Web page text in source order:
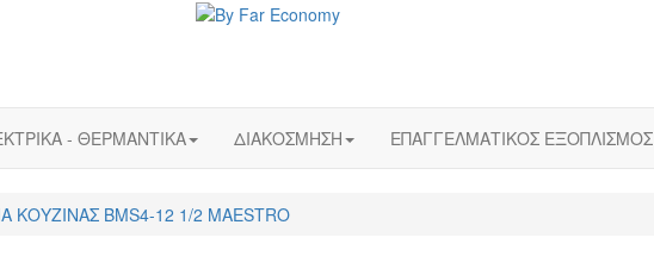
- ΘΕΡΜΑΝΤΙΚΑ ΔΙΑΚΟΣΜΗΣΗ ΕΠΑΓΓΕΛΜΑΤΙΚΟΣ ΕΞΟΠΛΙΣΜΟΣ
ΚΟΥΖΙΝΑΣ BMS4-12 1/2 MAESTRO